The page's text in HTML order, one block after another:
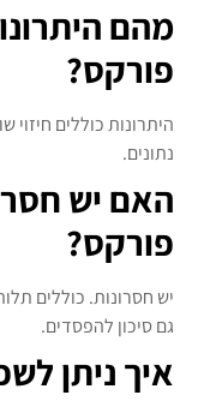
מהם
פורקס?
היתרונות כוללים
נתונים.
האם יש
פורקס?
יש חסרונות. כוללים
גם סיכון להפסדים.
איך ניתן